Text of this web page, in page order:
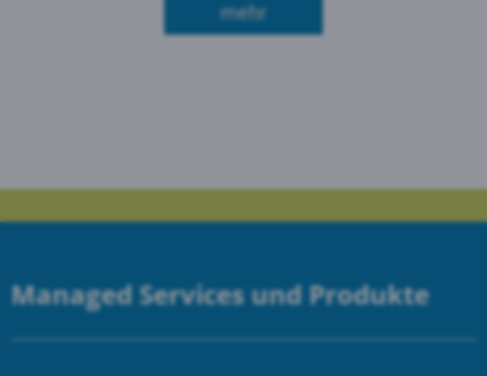
mehrüber Aktion "Start ins
Managed Services und Produkte